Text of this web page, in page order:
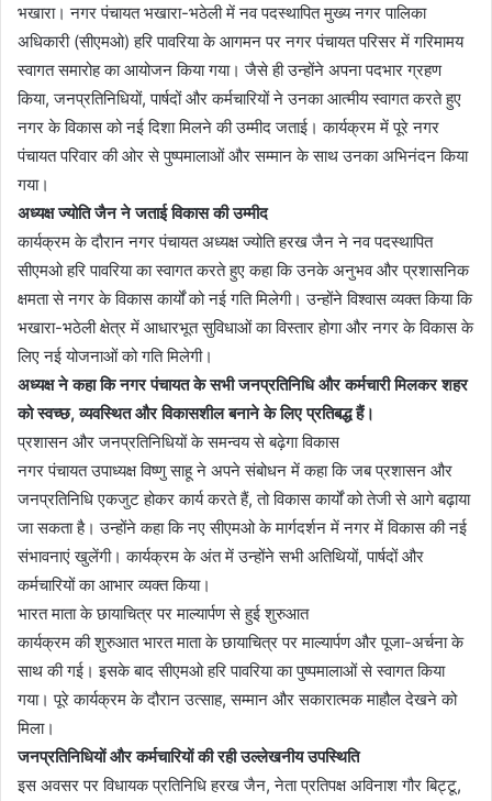
भखारा। नगर पंचायत भखारा-भठेली में नव पदस्थापित मुख्य नगर पालिका
अधिकारी (सीएमओ) हरि पावरिया के आगमन पर नगर पंचायत परिसर में गरिमामय
स्वागत समारोह का आयोजन किया गया। जैसे ही उन्होंने अपना पदभार ग्रहण
किया, जनप्रतिनिधियों, पार्षदों और कर्मचारियों ने उनका आत्मीय स्वागत करते हुए
नगर के विकास को नई दिशा मिलने की उम्मीद जताई। कार्यक्रम में पूरे नगर
पंचायत परिवार की ओर से पुष्पमालाओं और सम्मान के साथ उनका अभिनंदन किया
गया।
अध्यक्ष ज्योति जैन ने जताई विकास की उम्मीद
कार्यक्रम के दौरान नगर पंचायत अध्यक्ष ज्योति हरख जैन ने नव पदस्थापित
सीएमओ हरि पावरिया का स्वागत करते हुए कहा कि उनके अनुभव और प्रशासनिक
क्षमता से नगर के विकास कार्यों को नई गति मिलेगी। उन्होंने विश्वास व्यक्त किया कि
भखारा-भठेली क्षेत्र में आधारभूत सुविधाओं का विस्तार होगा और नगर के विकास के
लिए नई योजनाओं को गति मिलेगी।
अध्यक्ष ने कहा कि नगर पंचायत के सभी जनप्रतिनिधि और कर्मचारी मिलकर शहर
को स्वच्छ, व्यवस्थित और विकासशील बनाने के लिए प्रतिबद्ध हैं।
प्रशासन और जनप्रतिनिधियों के समन्वय से बढ़ेगा विकास
नगर पंचायत उपाध्यक्ष विष्णु साहू ने अपने संबोधन में कहा कि जब प्रशासन और
जनप्रतिनिधि एकजुट होकर कार्य करते हैं, तो विकास कार्यों को तेजी से आगे बढ़ाया
जा सकता है। उन्होंने कहा कि नए सीएमओ के मार्गदर्शन में नगर में विकास की नई
संभावनाएं खुलेंगी। कार्यक्रम के अंत में उन्होंने सभी अतिथियों, पार्षदों और
कर्मचारियों का आभार व्यक्त किया।
भारत माता के छायाचित्र पर माल्यार्पण से हुई शुरुआत
कार्यक्रम की शुरुआत भारत माता के छायाचित्र पर माल्यार्पण और पूजा-अर्चना के
साथ की गई। इसके बाद सीएमओ हरि पावरिया का पुष्पमालाओं से स्वागत किया
गया। पूरे कार्यक्रम के दौरान उत्साह, सम्मान और सकारात्मक माहौल देखने को
मिला।
जनप्रतिनिधियों और कर्मचारियों की रही उल्लेखनीय उपस्थिति
इस अवसर पर विधायक प्रतिनिधि हरख जैन, नेता प्रतिपक्ष अविनाश गौर बिट्टू,